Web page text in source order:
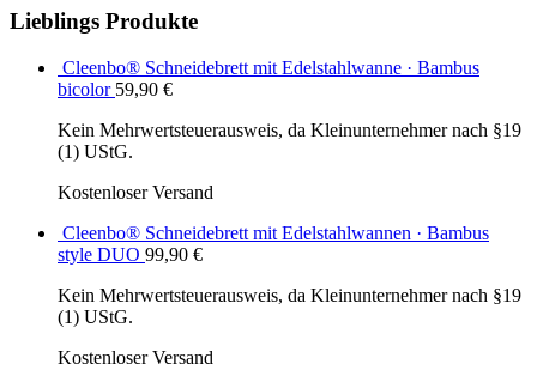
Lieblings Produkte
Cleenbo® Schneidebrett mit Edelstahlwanne · Bambus
bicolor 59,90 €
Kein Mehrwertsteuerausweis, da Kleinunternehmer nach §19
(1) UStG.
Kostenloser Versand
Cleenbo® Schneidebrett mit Edelstahlwannen · Bambus
style DUO 99,90 €
Kein Mehrwertsteuerausweis, da Kleinunternehmer nach §19
(1) UStG.
Kostenloser Versand